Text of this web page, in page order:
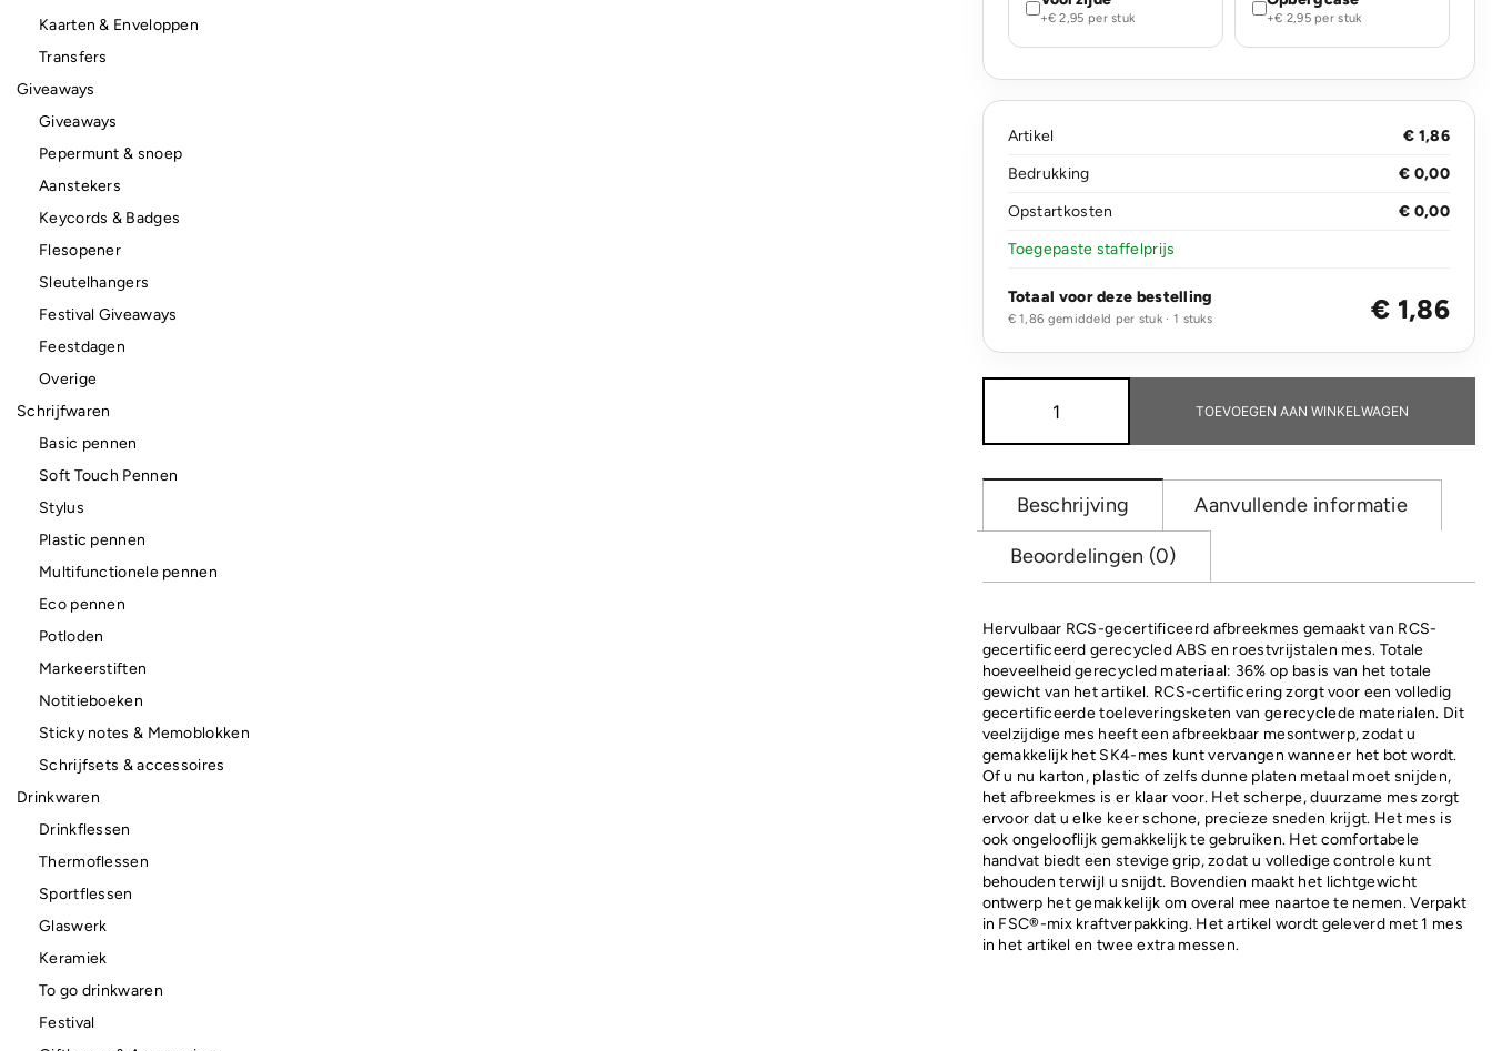
+€ 2,95 per stuk +€ 2,95 per stuk
Artikel
€ 1,86
Bedrukking
€ 0,00
Opstartkosten
€ 0,00
Toegepaste staffelprijs
Totaal voor deze bestelling
€ 1,86 gemiddeld per stuk · 1 stuks € 1,86
RCS
afbreekmes
aantal
TOEVOEGEN AAN WINKELWAGEN
Beschrijving Aanvullende informatie
Beoordelingen (0)
Hervulbaar RCS-gecertificeerd afbreekmes gemaakt van RCS-
gecertificeerd gerecycled ABS en roestvrijstalen mes. Totale
hoeveelheid gerecycled materiaal: 36% op basis van het totale
gewicht van het artikel. RCS-certificering zorgt voor een volledig
gecertificeerde toeleveringsketen van gerecyclede materialen. Dit
veelzijdige mes heeft een afbreekbaar mesontwerp, zodat u
gemakkelijk het SK4-mes kunt vervangen wanneer het bot wordt.
Of u nu karton, plastic of zelfs dunne platen metaal moet snijden,
het afbreekmes is er klaar voor. Het scherpe, duurzame mes zorgt
ervoor dat u elke keer schone, precieze sneden krijgt. Het mes is
ook ongelooflijk gemakkelijk te gebruiken. Het comfortabele
handvat biedt een stevige grip, zodat u volledige controle kunt
behouden terwijl u snijdt. Bovendien maakt het lichtgewicht
ontwerp het gemakkelijk om overal mee naartoe te nemen. Verpakt
in FSC®-mix kraftverpakking. Het artikel wordt geleverd met 1 mes
in het artikel en twee extra messen.
Kaarten & Enveloppen
Transfers
Giveaways
Giveaways
Pepermunt & snoep
Aanstekers
Keycords & Badges
Flesopener
Sleutelhangers
Festival Giveaways
Feestdagen
Overige
Schrijfwaren
Basic pennen
Soft Touch Pennen
Stylus
Plastic pennen
Multifunctionele pennen
Eco pennen
Potloden
Markeerstiften
Notitieboeken
Sticky notes & Memoblokken
Schrijfsets & accessoires
Drinkwaren
Drinkflessen
Thermoflessen
Sportflessen
Glaswerk
Keramiek
To go drinkwaren
Festival